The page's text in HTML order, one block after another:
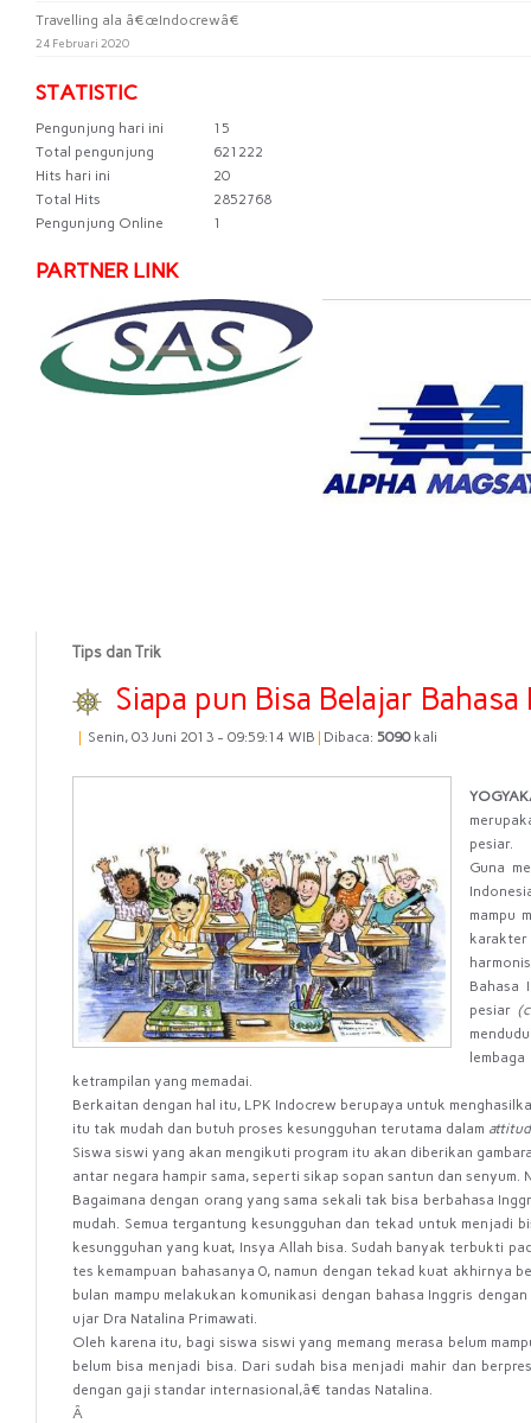
Travelling ala â€œIndocrewâ€
24 Februari 2020
STATISTIC
Pengunjung hari ini
15
Total pengunjung
621222
Hits hari ini
20
Total Hits
2852768
Pengunjung Online
1
PARTNER LINK
Tips dan Trik
Siapa pun Bisa Belajar
| Senin, 03 Juni 2013 - 09:59:14 WIB | Dibaca: 5090kali
pesiar.
Guna
mampu
karakter
Bahasa
pesiar
ketrampilan yang memadai.
Berkaitan dengan hal itu, LPK Indocrew berupaya untuk
itu tak mudah dan butuh proses kesungguhan terutama dalam
Siswa siswi yang akan mengikuti program itu akan diberikan
antar negara hampir sama, seperti sikap sopan santun dan
Bagaimana dengan orang yang sama sekali tak bisa berbahasa
mudah. Semua tergantung kesungguhan dan tekad untuk menjadi
kesungguhan yang kuat, Insya Allah bisa. Sudah banyak terbukti
tes kemampuan bahasanya 0, namun dengan tekad kuat
bulan mampu melakukan komunikasi dengan bahasa Inggris
ujar Dra Natalina Primawati.
Oleh karena itu, bagi siswa siswi yang memang merasa belum
belum bisa menjadi bisa. Dari sudah bisa menjadi mahir dan
dengan gaji standar internasional,â€ tandas Natalina.
Â